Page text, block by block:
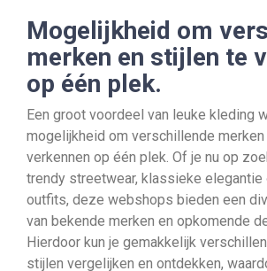
Mogelijkheid om
merken en stijlen te
op één plek.
Een groot voordeel van leuke kleding
mogelijkheid om verschillende
verkennen op één plek. Of je nu op
trendy streetwear, klassieke
outfits, deze webshops bieden een
van bekende merken en opkomende
Hierdoor kun je gemakkelijk
stijlen vergelijken en ontdekken,